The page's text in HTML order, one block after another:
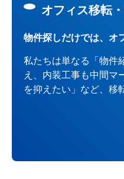
オフィス移転
物件探しだけでは、オ
私たちは単なる「物件
え、内装工事も中間マ
を抑えたい」など、移